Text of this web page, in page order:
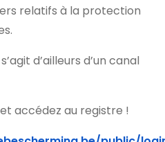
relatifs à la protection
d’ailleurs d’un canal
accédez au registre !